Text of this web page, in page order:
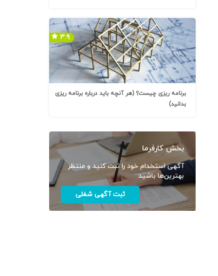
برنامه ریزی چیست؟ (هر آنچه باید درباره برنامه ریزی
بدانید)
۳.۹
بخش کارفرما
آگهی استخدام خود را ثبت کنید و منتظر
بهترین‌ها باشید
ثبت آگهی شغلی